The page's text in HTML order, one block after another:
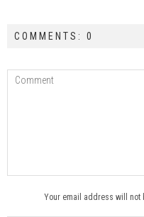
COMMENTS: 0
Your email address will not